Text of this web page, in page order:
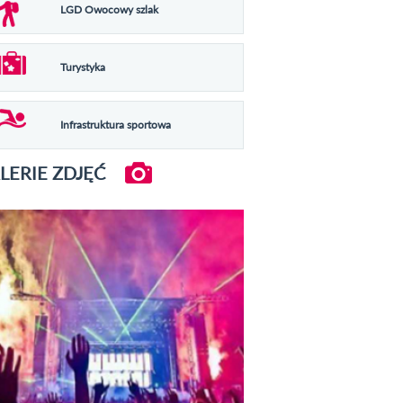
LGD Owocowy szlak
Turystyka
Infrastruktura sportowa
ZDJĘĆ